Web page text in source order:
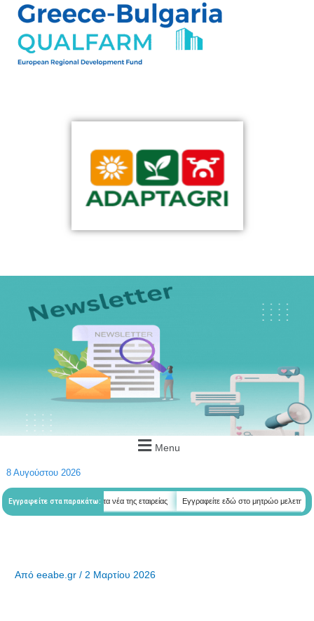
Menu
8 Αυγούστου 2026
Εγγραφείτε στα παρακάτω:
για να λαμβάνεται όλα τα νέα της εταιρείας Εγγραφείτε εδώ στο μητρώο μελετητών
Απόeeabe.gr/2 Μαρτίου 2026